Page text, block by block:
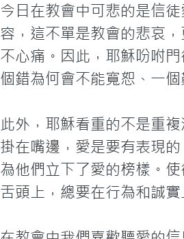
今日在教會中可悲的是信
容，這不單是教會的悲哀
不心痛。因此，耶穌吩咐
個錯為何會不能寬恕、一
此外，耶穌看重的不是重
掛在嘴邊，愛是要有表現
為他們立下了愛的榜樣。
舌頭上，總要在行為和誠